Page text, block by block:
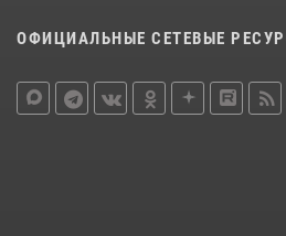
ОФИЦИАЛЬНЫЕ СЕТЕВЫЕ